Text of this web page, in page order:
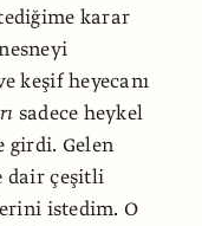
karar
keşif heyecanı
sadece heykel
girdi. Gelen
dair çeşitli
istedim. O